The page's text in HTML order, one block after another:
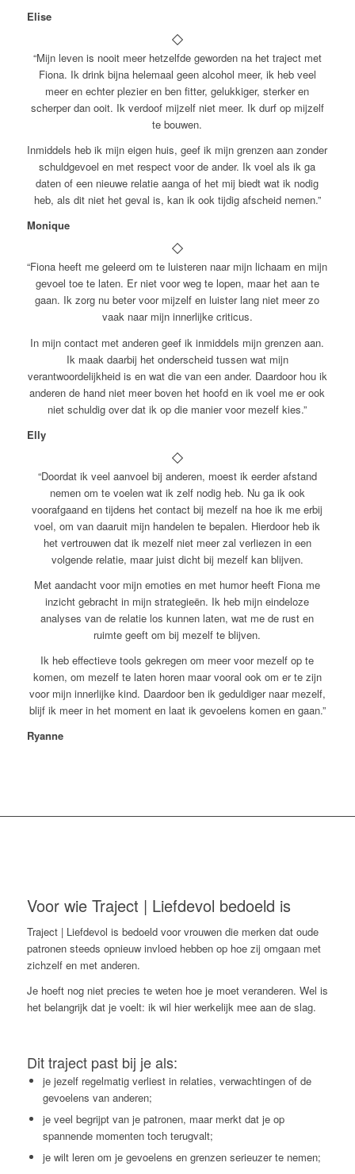
Elise
“Mijn leven is nooit meer hetzelfde geworden na het traject met
Fiona. Ik drink bijna helemaal geen alcohol meer, ik heb veel
meer en echter plezier en ben fitter, gelukkiger, sterker en
scherper dan ooit. Ik verdoof mijzelf niet meer. Ik durf op mijzelf
te bouwen.
Inmiddels heb ik mijn eigen huis, geef ik mijn grenzen aan zonder
schuldgevoel en met respect voor de ander. Ik voel als ik ga
daten of een nieuwe relatie aanga of het mij biedt wat ik nodig
heb, als dit niet het geval is, kan ik ook tijdig afscheid nemen.”
Monique
“Fiona heeft me geleerd om te luisteren naar mijn lichaam en mijn
gevoel toe te laten. Er niet voor weg te lopen, maar het aan te
gaan. Ik zorg nu beter voor mijzelf en luister lang niet meer zo
vaak naar mijn innerlijke criticus.
In mijn contact met anderen geef ik inmiddels mijn grenzen aan.
Ik maak daarbij het onderscheid tussen wat mijn
verantwoordelijkheid is en wat die van een ander. Daardoor hou ik
anderen de hand niet meer boven het hoofd en ik voel me er ook
niet schuldig over dat ik op die manier voor mezelf kies.”
Elly
“Doordat ik veel aanvoel bij anderen, moest ik eerder afstand
nemen om te voelen wat ik zelf nodig heb. Nu ga ik ook
voorafgaand en tijdens het contact bij mezelf na hoe ik me erbij
voel, om van daaruit mijn handelen te bepalen. Hierdoor heb ik
het vertrouwen dat ik mezelf niet meer zal verliezen in een
volgende relatie, maar juist dicht bij mezelf kan blijven.
Met aandacht voor mijn emoties en met humor heeft Fiona me
inzicht gebracht in mijn strategieën. Ik heb mijn eindeloze
analyses van de relatie los kunnen laten, wat me de rust en
ruimte geeft om bij mezelf te blijven.
Ik heb effectieve tools gekregen om meer voor mezelf op te
komen, om mezelf te laten horen maar vooral ook om er te zijn
voor mijn innerlijke kind. Daardoor ben ik geduldiger naar mezelf,
blijf ik meer in het moment en laat ik gevoelens komen en gaan.”
Ryanne
Voor wie Traject | Liefdevol bedoeld is
Traject | Liefdevol is bedoeld voor vrouwen die merken dat oude
patronen steeds opnieuw invloed hebben op hoe zij omgaan met
zichzelf en met anderen.
Je hoeft nog niet precies te weten hoe je moet veranderen. Wel is
het belangrijk dat je voelt: ik wil hier werkelijk mee aan de slag.
Dit traject past bij je als:
je jezelf regelmatig verliest in relaties, verwachtingen of de
gevoelens van anderen;
je veel begrijpt van je patronen, maar merkt dat je op
spannende momenten toch terugvalt;
je wilt leren om je gevoelens en grenzen serieuzer te nemen;